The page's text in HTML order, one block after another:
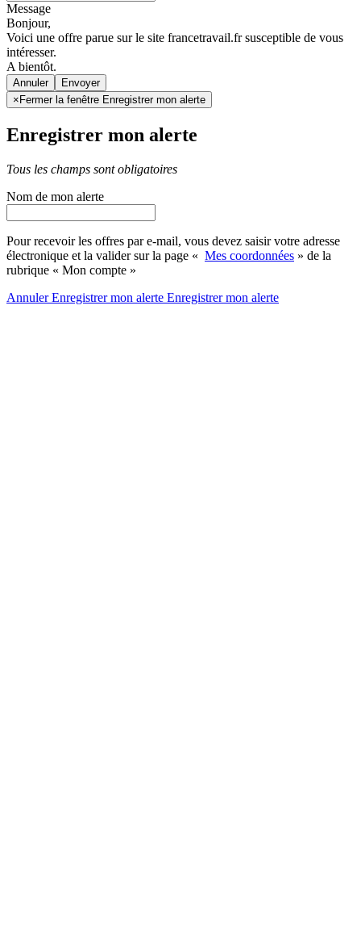
Message
Bonjour,
Voici une offre parue sur le site francetravail.fr susceptible de vous
intéresser.
A bientôt.
Annuler
× Fermer la fenêtre Enregistrer mon alerte
Enregistrer mon alerte
Tous les champs sont obligatoires
Nom de mon alerte
Pour recevoir les offres par e-mail, vous devez saisir votre adresse
électronique et la valider sur la page « Mes coordonnées » de la
rubrique « Mon compte »
AnnulerEnregistrer mon alerte Enregistrermon alerte